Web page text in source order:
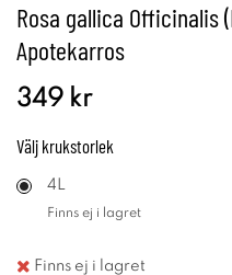
Rosa gallica Officinalis
Apotekarros
349 kr
Välj krukstorlek
4L
Finns ej i lagret
Finns ej i lagret